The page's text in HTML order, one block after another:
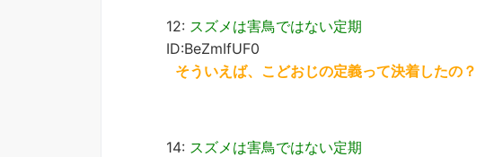
12: スズメは害鳥ではない定期
ID:BeZmIfUF0
そういえば、こどおじの定義って決着したの？
14: スズメは害鳥ではない定期